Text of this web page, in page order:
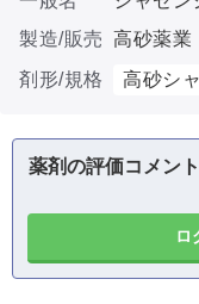
製造/販売 高砂薬業
剤形/規格
高砂シ
薬剤の評価コメン
ロ